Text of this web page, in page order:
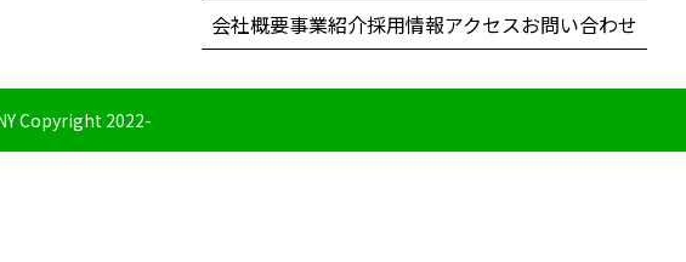
会社概要事業紹介採用情報アクセスお問い合わせ
Copyright 2022-